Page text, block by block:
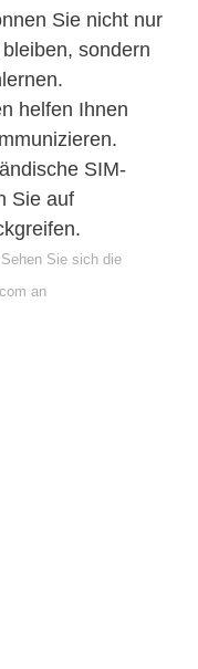
Sie nicht nur
sondern
helfen Ihnen
SIM-
Sie auf
Sehen Sie sich die
an